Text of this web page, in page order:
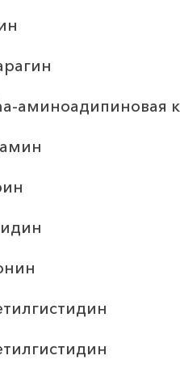
аминоадипиновая